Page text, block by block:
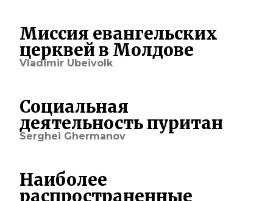
Миссия евангельских
церквей в Молдове
Vladimir Ubeivolk
Социальная
деятельность пуритан
Serghei Ghermanov
Наиболее
распространенные